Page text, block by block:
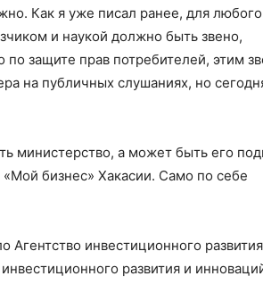
Как я уже писал ранее, для любого
и наукой должно быть звено,
защите прав потребителей, этим
на публичных слушаниях, но
министерство, а может быть его
бизнес» Хакасии. Само по себе
инвестиционного
развития и